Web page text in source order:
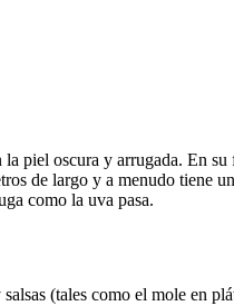
piel oscura y arrugada. En su
de largo y a menudo tiene
como la uva pasa.
(tales como el mole en